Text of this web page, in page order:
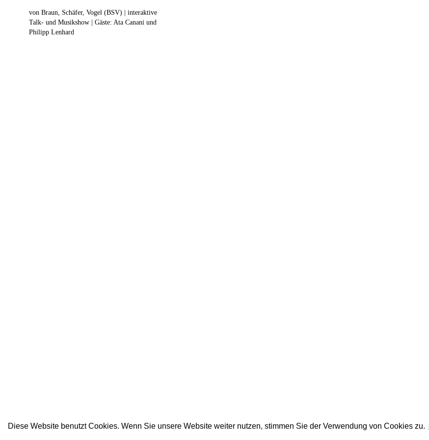
Diese Website benutzt Cookies. Wenn Sie unsere Website weiter nutzen, stimmen Sie der Verwendung von Cookies zu.
von Braun, Schäfer, Vogel (BSV) | interaktive
Talk- und Musikshow | Gäste: Ata Canani und
Philipp Lenhard